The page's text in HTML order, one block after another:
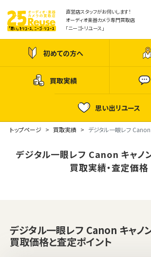
直営店スタッフがお伺いします！
オーディオ楽器カメラ専門買取店
「ニーゴ・リユース」
初めての方へ
買取実績
思い出リユース
トップページ 買取実績 デジタル一眼レフ
デジタル一眼レフ Canon キャノ
買取実績・査定価格
デジタル一眼レフ Canon キャノ
買取価格と査定ポイント